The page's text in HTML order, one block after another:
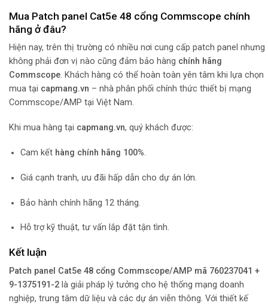
Mua Patch panel Cat5e 48 cổng Commscope chính
hãng ở đâu?
Hiện nay, trên thị trường có nhiều nơi cung cấp patch panel nhưng
không phải đơn vị nào cũng đảm bảo hàng chính hãng
Commscope. Khách hàng có thể hoàn toàn yên tâm khi lựa chọn
mua tại capmang.vn – nhà phân phối chính thức thiết bị mạng
Commscope/AMP tại Việt Nam.
Khi mua hàng tại capmang.vn, quý khách được:
Cam kết hàng chính hãng 100%.
Giá cạnh tranh, ưu đãi hấp dẫn cho dự án lớn.
Bảo hành chính hãng 12 tháng.
Hỗ trợ kỹ thuật, tư vấn lắp đặt tận tình.
Kết luận
Patch panel Cat5e 48 cổng Commscope/AMP mã 760237041 +
9-1375191-2 là giải pháp lý tưởng cho hệ thống mạng doanh
nghiệp, trung tâm dữ liệu và các dự án viễn thông. Với thiết kế